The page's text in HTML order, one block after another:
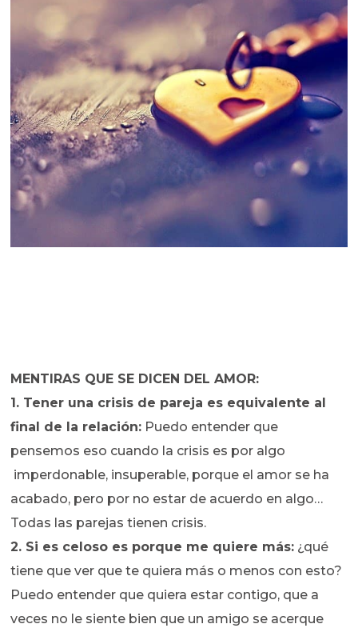
MENTIRAS QUE SE DICEN DEL AMOR:
1. Tener una crisis de pareja es equivalente al
final de la relación: Puedo entender que
pensemos eso cuando la crisis es por algo
imperdonable, insuperable, porque el amor se ha
acabado, pero por no estar de acuerdo en algo…
Todas las parejas tienen crisis.
2. Si es celoso es porque me quiere más: ¿qué
tiene que ver que te quiera más o menos con esto?
Puedo entender que quiera estar contigo, que a
veces no le siente bien que un amigo se acerque